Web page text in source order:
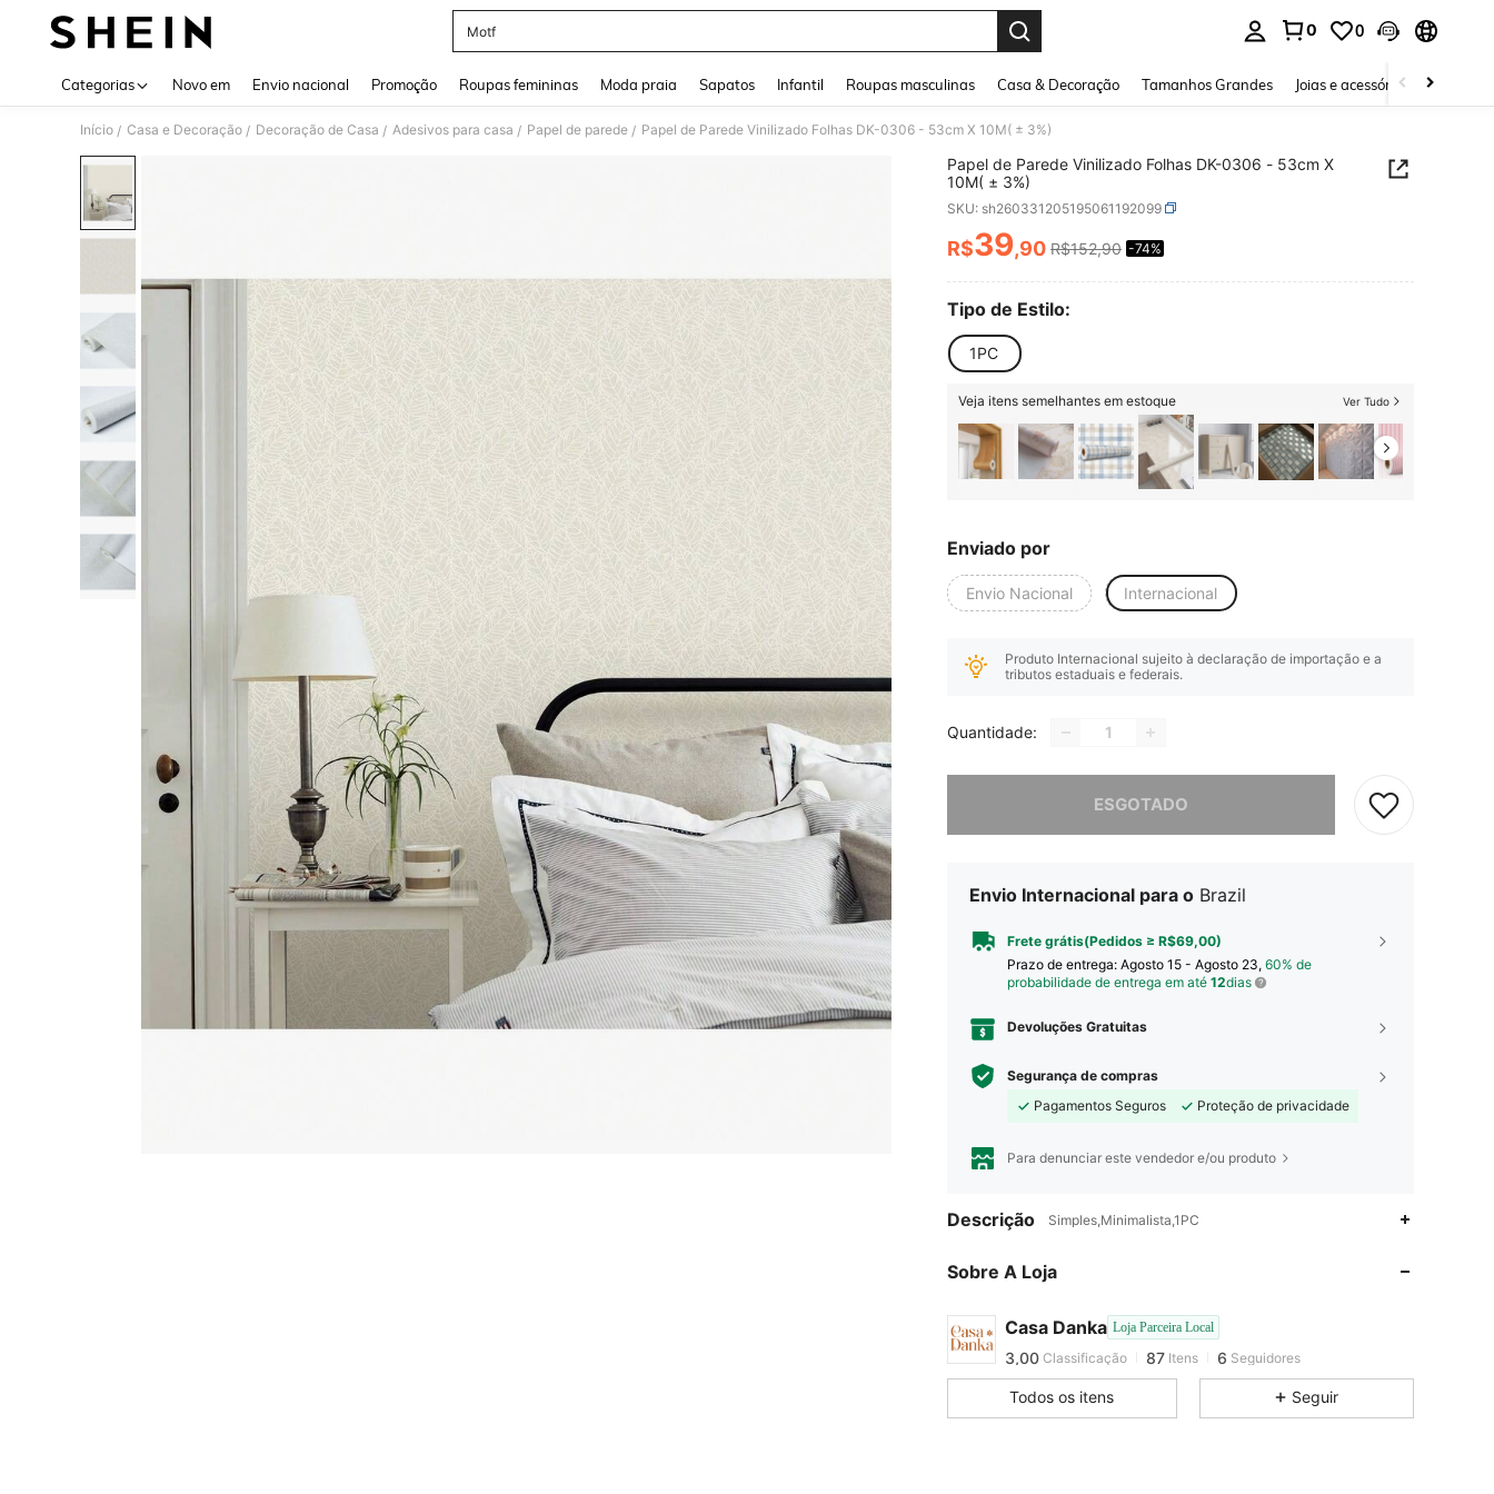
Motf
0 0
Categorias Novo em Envio nacional Promoção Roupas femininas Moda praia Sapatos Infantil Roupas masculinas Casa & Decoração Tamanhos Grandes Joias e acessórios Pijamas
Início / Casa e Decoração / Decoração de Casa / Adesivos para casa / Papel de parede / Papel de Parede Vinilizado Folhas DK-0306 - 53cm X 10M( ± 3%)
Papel de Parede Vinilizado Folhas DK-0306 - 53cm X
10M( ± 3%)
SKU: sh260331205195061192099
PRICE AND AVAILABILITY
R$39,90 R$152,90 -74%
Tipo de Estilo:
1PC
Veja itens semelhantes em estoque Ver Tudo
Enviado por
Envio Nacional Internacional
Produto Internacional sujeito à declaração de importação e a
tributos estaduais e federais.
Quantidade:
ESGOTADO
Desculpe, este produto está esgotado.
Envio Internacional para o Brazil
Frete grátis(Pedidos ≥ R$69,00)
Prazo de entrega: Agosto 15 - Agosto 23, 60% de
probabilidade de entrega em até 12dias
Devoluções Gratuitas
Segurança de compras
Pagamentos Seguros
Proteção de privacidade
Para denunciar este vendedor e/ou produto
Descrição Simples,Minimalista,1PC
Sobre A Loja
Casa Danka Loja Parceira Local
3,00 87
3,00
87
3,00 Classificação 87 Itens 6 Seguidores
3,00
Todos os itens Seguir